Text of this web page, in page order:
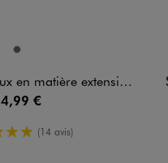
GRIS FONCE
extensible bébé garçon
€
5 de moyenne
(14 avis)